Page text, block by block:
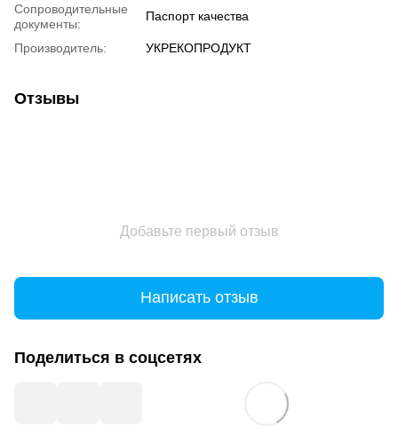
Сопроводительные
документы:
Паспорт качества
Производитель: УКРЕКОПРОДУКТ
Отзывы
Добавьте первый отзыв
Написать отзыв
Поделиться в соцсетях